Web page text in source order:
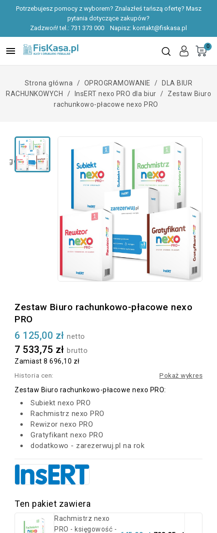
Potrzebujesz pomocy z wyborem? Znalazłeś tańszą ofertę? Masz
pytania dotyczące zakupów?
Zadzwoń! tel.: 731 373 000 Napisz: kontakt@fiskasa.pl
0

Strona główna OPROGRAMOWANIE
DLA BIUR
RACHUNKOWYCH
InsERT nexo PRO dla biur
Zestaw Biuro
rachunkowo-płacowe nexo PRO
Zestaw Biuro rachunkowo-płacowe nexo
PRO
6 125,00 zł netto
7 533,75 zł brutto
Zamiast 8 696,10 zł
Historia cen:
Pokaż wykres
Zestaw Biuro rachunkowo-płacowe nexo PRO:
Subiekt nexo PRO
Rachmistrz nexo PRO
Rewizor nexo PRO
Gratyfikant nexo PRO
dodatkowo - zarezerwuj.pl na rok
Ten pakiet zawiera
Rachmistrz nexo
PRO - księgowość -
produktu